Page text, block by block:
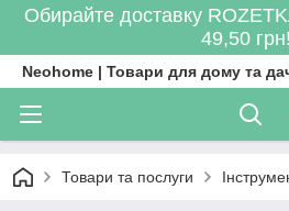
Обирайте доставку
49,50 грн!
Neohome | Товари для дому та
Товари та послуги